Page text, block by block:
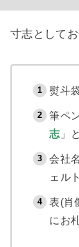
寸志として
熨斗
筆ペ
志 」
会社
ェル
表(肖
にお